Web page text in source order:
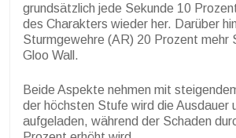
grundsätzlich jede Sekunde 10
des Charakters wieder her. Darüber
Sturmgewehre (AR) 20 Prozent mehr
Gloo Wall.
Beide Aspekte nehmen mit
der höchsten Stufe wird die Ausdauer
aufgeladen, während der Schaden